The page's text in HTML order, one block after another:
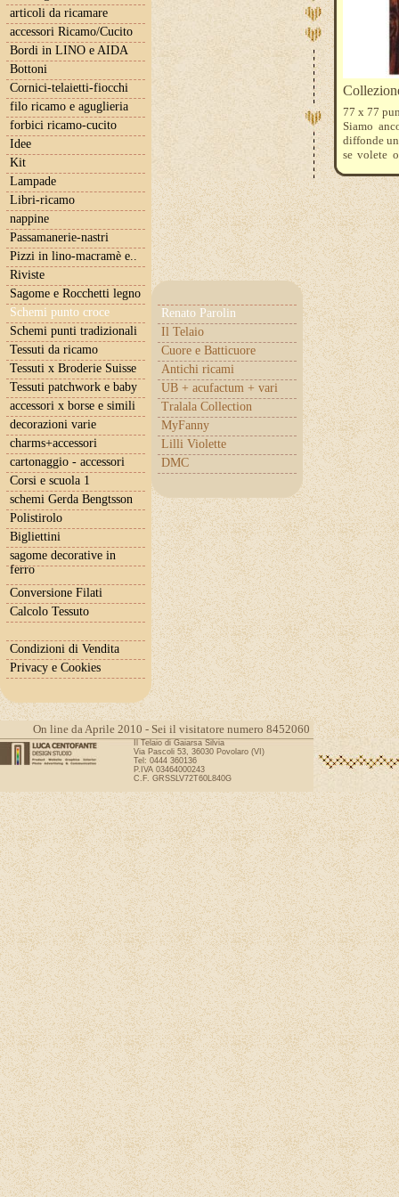
articoli da ricamare
accessori Ricamo/Cucito
Bordi in LINO e AIDA
Bottoni
Cornici-telaietti-fiocchi
filo ricamo e aguglieria
forbici ricamo-cucito
Idee
Kit
Lampade
Libri-ricamo
nappine
Passamanerie-nastri
Pizzi in lino-macramè e..
Riviste
Sagome e Rocchetti legno
Schemi punto croce
Renato Parolin
Il Telaio
Cuore e Batticuore
Antichi ricami
UB + acufactum + vari
Tralala Collection
MyFanny
Lilli Violette
DMC
Schemi punti tradizionali
Tessuti da ricamo
Tessuti x Broderie Suisse
Tessuti patchwork e baby
accessori x borse e simili
decorazioni varie
charms+accessori
cartonaggio - accessori
Corsi e scuola 1
schemi Gerda Bengtsson
Polistirolo
Bigliettini
sagome decorative in
ferro
Conversione Filati
Calcolo Tessuto
Condizioni di Vendita
Privacy e Cookies
77 x 77
Siamo
diffonde
se volete
ha
3820-816-
On line da Aprile 2010 - Sei il visitatore numero 8452060
Il Telaio di Gaiarsa Silvia
Via Pascoli 53, 36030 Povolaro (VI)
Tel: 0444 360136
P.IVA 03464000243
C.F. GRSSLV72T60L840G